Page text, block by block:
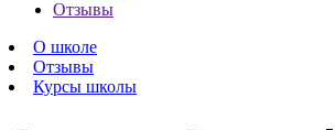
Отзывы
О школе
Отзывы
Курсы школы